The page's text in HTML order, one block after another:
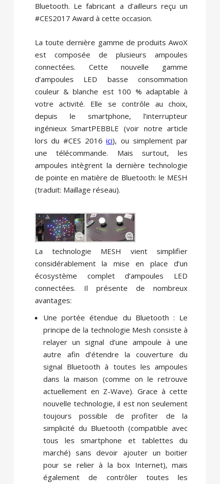
Bluetooth. Le fabricant a d’ailleurs reçu un
#CES2017 Award à cette occasion.
La toute dernière gamme de produits AwoX
est composée de plusieurs ampoules
connectées. Cette nouvelle gamme
d’ampoules LED basse consommation
couleur & blanche est 100 % adaptable à
votre activité. Elle se contrôle au choix,
depuis le smartphone, l’interrupteur
ingénieux SmartPEBBLE (voir notre article
lors du #CES 2016ici), ou simplement par
une télécommande. Mais surtout, les
ampoules intègrent la dernière technologie
de pointe en matière de Bluetooth: le MESH
(traduit: Maillage réseau).
La technologie MESH vient simplifier
considérablement la mise en place d’un
écosystème complet d’ampoules LED
connectées. Il présente de nombreux
avantages:
Une portée étendue du Bluetooth : Le
principe de la technologie Mesh consiste à
relayer un signal d’une ampoule à une
autre afin d’étendre la couverture du
signal Bluetooth à toutes les ampoules
dans la maison (comme on le retrouve
actuellement en Z-Wave). Grace à cette
nouvelle technologie, il est non seulement
toujours possible de profiter de la
simplicité du Bluetooth (compatible avec
tous les smartphone et tablettes du
marché) sans devoir ajouter un boitier
pour se relier à la box Internet), mais
également de contrôler toutes les